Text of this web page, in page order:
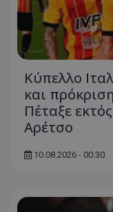
Κύπελλο
και
Πέταξε
Αρέτσο
10.08.2026 - 00:30